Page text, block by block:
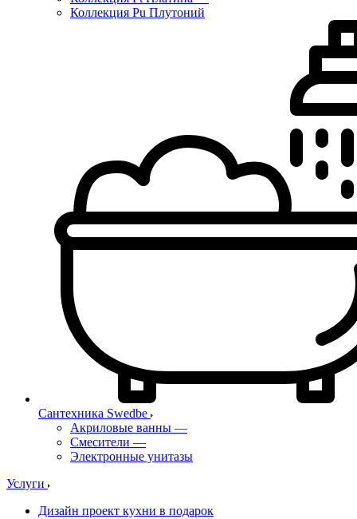
Коллекция Pu Плутоний
Сантехника Swedbe
Акриловые ванны —
Смесители —
Электронные унитазы
Услуги
Дизайн проект кухни в подарок